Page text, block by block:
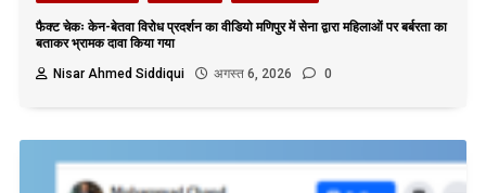
फैक्ट चेकः केन-बेतवा विरोध प्रदर्शन का वीडियो मणिपुर में सेना द्वारा महिलाओं पर बर्बरता का
बताकर भ्रामक दावा किया गया
Nisar Ahmed Siddiqui
अगस्त 6, 2026 0